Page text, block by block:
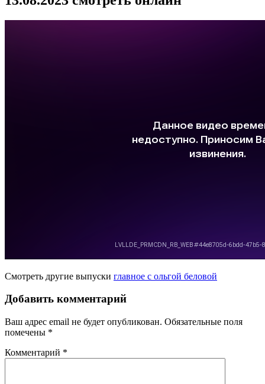
Смотреть другие выпуски главное с ольгой беловой
Добавить комментарий
Ваш адрес email не будет опубликован. Обязательные поля
помечены *
Комментарий *